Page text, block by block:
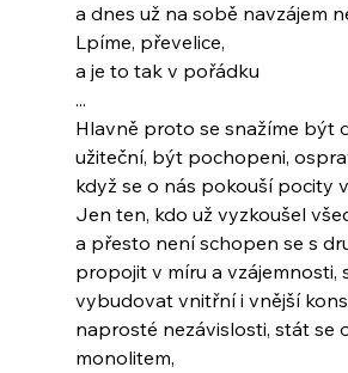
a dnes už na sobě navzájem
Lpíme, převelice,
a je to tak v pořádku
...
Hlavně proto se snažíme být
užiteční, být pochopeni,
když se o nás pokouší pocity
Jen ten, kdo už vyzkoušel
a přesto není schopen se s
propojit v míru a vzájemnosti,
vybudovat vnitřní i vnější
naprosté nezávislosti, stát se
monolitem,